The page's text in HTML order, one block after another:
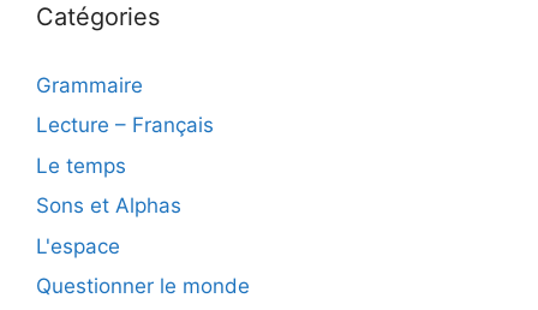
Catégories
Grammaire
Lecture – Français
Le temps
Sons et Alphas
L'espace
Questionner le monde